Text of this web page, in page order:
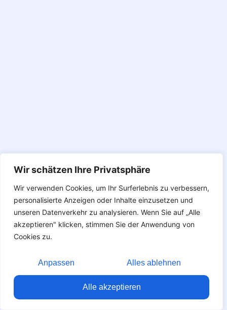
Wir schätzen Ihre Privatsphäre
Wir verwenden Cookies, um Ihr Surferlebnis zu verbessern,
personalisierte Anzeigen oder Inhalte einzusetzen und
unseren Datenverkehr zu analysieren. Wenn Sie auf „Alle
akzeptieren" klicken, stimmen Sie der Anwendung von
Cookies zu.
Anpassen Alles ablehnen
Alle akzeptieren